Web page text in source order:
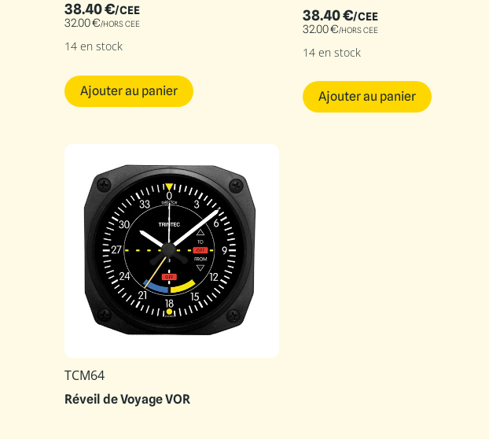
38.40€/CEE
32.00€/HORS CEE
14 en stock
Ajouter au panier
38.40€/CEE
32.00€/HORS CEE
14 en stock
Ajouter au panier
TCM64
Réveil de Voyage VOR